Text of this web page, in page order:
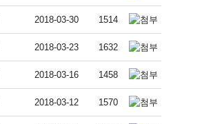
2018-03-30 1514
2018-03-23 1632
2018-03-16 1458
2018-03-12 1570